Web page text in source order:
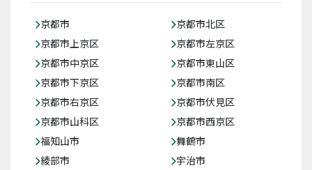
京都市
京都市北区
京都市上京区
京都市左京区
京都市中京区
京都市東山区
京都市下京区
京都市南区
京都市右京区
京都市伏見区
京都市山科区
京都市西京区
福知山市
舞鶴市
綾部市
宇治市